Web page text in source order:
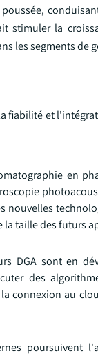
stimuler la
les segments de
et
en
la taille des futurs
DGA sont en
des
connexion au
poursuivent